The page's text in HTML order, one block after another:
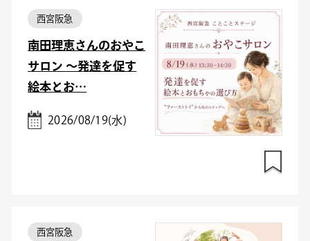
西宮阪急
南田理恵さんのおやこ
サロン ～発達を促す
絵本とお…
2026/08/19(水)
西宮阪急